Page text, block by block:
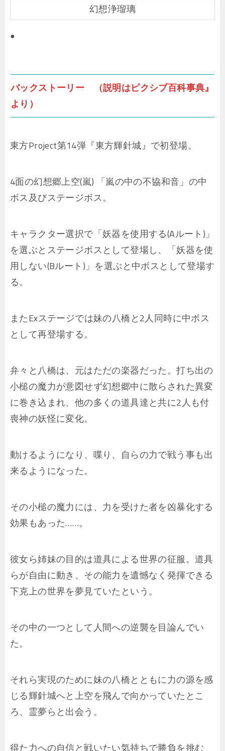
幻想浄瑠璃
●
バックストーリー （説明はピクシブ百科事典』
より）
東方Project第14弾『東方輝針城』で初登場。
4面の幻想郷上空(嵐) 「嵐の中の不協和音」の中
ボス及びステージボス。
キャラクター選択で「妖器を使用する(Aルート)」
を選ぶとステージボスとして登場し、「妖器を使
用しない(Bルート)」を選ぶと中ボスとして登場す
る。
またExステージでは妹の八橋と2人同時に中ボス
として再登場する。
弁々と八橋は、元はただの楽器だった。打ち出の
小槌の魔力が意図せず幻想郷中に散らされた異変
に巻き込まれ、他の多くの道具達と共に2人も付
喪神の妖怪に変化。
動けるようになり、喋り、自らの力で戦う事も出
来るようになった。
その小槌の魔力には、力を受けた者を凶暴化する
効果もあった……。
彼女ら姉妹の目的は道具による世界の征服。道具
らが自由に動き、その能力を遺憾なく発揮できる
下克上の世界を夢見ていたという。
その中の一つとして人間への逆襲を目論んでい
た。
それら実現のために妹の八橋とともに力の源を感
じる輝針城へと上空を飛んで向かっていたとこ
ろ、霊夢らと出会う。